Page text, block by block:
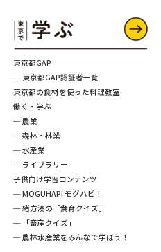
東京都GAP
─ 東京都GAP認証者一覧
東京都の食材を使った料理教室
働く・学ぶ
─ 農業
─ 森林・林業
─ 水産業
─ ライブラリー
子供向け学習コンテンツ
─ MOGUHAPI モグハピ！
─ 緒方湊の「食育クイズ」
─ 「畜産クイズ」
─ 農林水産業をみんなで学ぼう！